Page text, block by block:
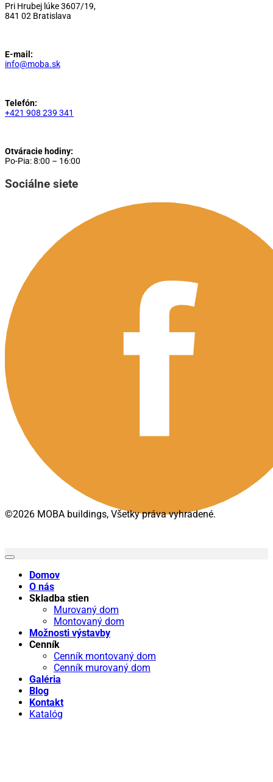
Pri Hrubej lúke 3607/19,
841 02 Bratislava
E-mail:
info@moba.sk
Telefón:
+421 908 239 341
Otváracie hodiny:
Po-Pia: 8:00 – 16:00
Sociálne siete
©2026 MOBA buildings, Všetky práva vyhradené.
Domov
O nás
Skladba stien
Murovaný dom
Montovaný dom
Možnosti výstavby
Cenník
Cenník montovaný dom
Cenník murovaný dom
Galéria
Blog
Kontakt
Katalóg